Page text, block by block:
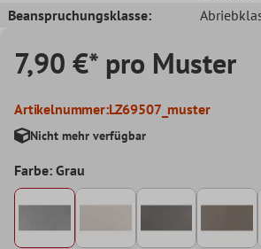
Beanspruchungsklasse:
7,90 €* pro Muster
Artikelnummer:LZ69507_muster
Nicht mehr verfügbar
Farbe: Grau